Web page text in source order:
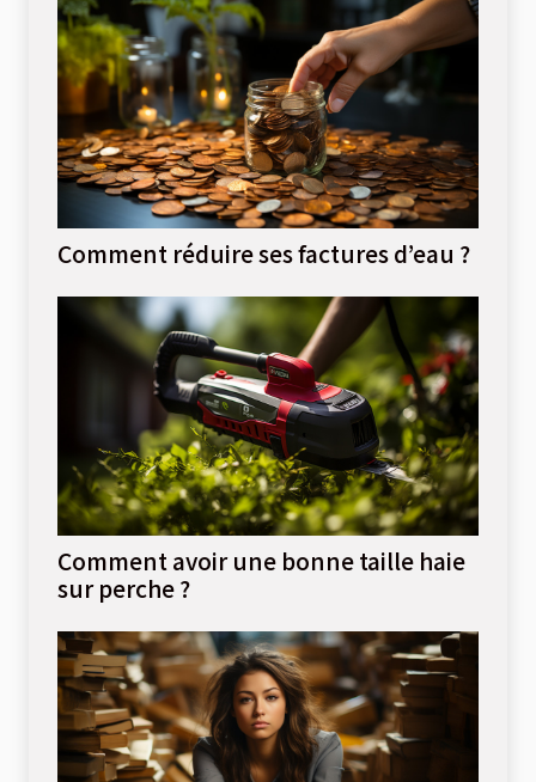
Comment réduire ses factures d’eau ?
Comment avoir une bonne taille haie
sur perche ?